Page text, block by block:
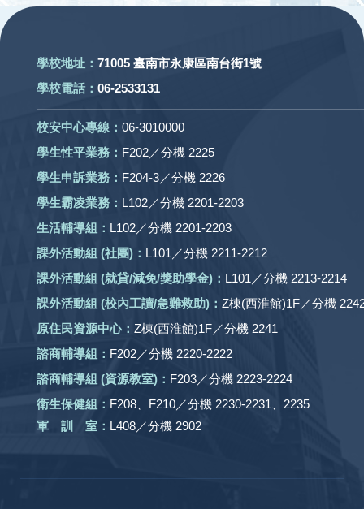
學校地址： 71005 臺南市永康區南台街1號
學校電話： 06-2533131
校安中心專線： 06-3010000
學生性平業務： F202／分機 2225
學生申訴業務： F204-3／分機 2226
學生霸凌業務： L102／分機 2201-2203
生活輔導組： L102／分機 2201-2203
課外活動組 (社團) ： L101／分機 2211-2212
課外活動組 (就貸/減免/獎助學金)： L101／分機 2213-2214
課外活動組 (校內工讀/急難救助) ： Z棟(西淮館)1F／分機
原住民資源中心： Z棟(西淮館)1F／分機 2241
諮商輔導組： F202／分機 2220-2222
諮商輔導組 (資源教室)： F203／分機 2223-2224
衛生保健組： F208、F210／分機 2230-2231、2235
軍 訓 室： L408／分機 2902